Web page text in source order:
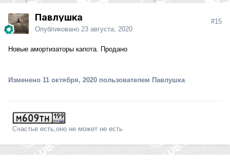
Павлушка
Опубликовано 23 августа, 2020
#15
Новые амортизаторы капота. Продано
Изменено 11 октября, 2020 пользователем Павлушка
Счастье есть,оно не может не есть